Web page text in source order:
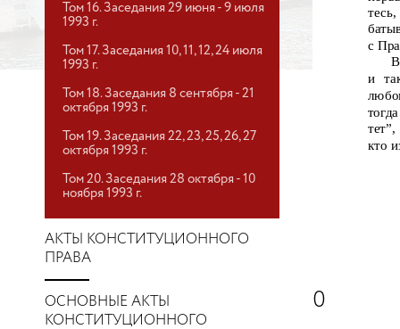
Том 16. Заседания 29 июня - 9 июля
1993 г.
Том 17. Заседания 10, 11, 12, 24 июля
1993 г.
Том 18. Заседания 8 сентября - 21
октября 1993 г.
Том 19. Заседания 22, 23, 25, 26, 27
октября 1993 г.
Том 20. Заседания 28 октября - 10
ноября 1993 г.
АКТЫ КОНСТИТУЦИОННОГО
ПРАВА
ОСНОВНЫЕ АКТЫ
КОНСТИТУЦИОННОГО
тесь,
с
и
тогда
кто
0